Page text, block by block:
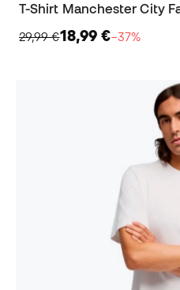
T-Shirt Manchester City
29,99 €18,99 €−37%